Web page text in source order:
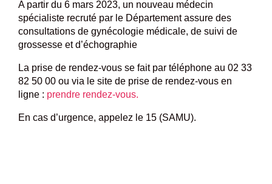
A partir du 6 mars 2023, un nouveau médecin
spécialiste recruté par le Département assure des
consultations de gynécologie médicale, de suivi de
grossesse et d’échographie
La prise de rendez-vous se fait par téléphone au 02 33
82 50 00 ou via le site de prise de rendez-vous en
ligne : prendre rendez-vous.
En cas d’urgence, appelez le 15 (SAMU).